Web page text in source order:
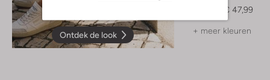
Ontdek de look
€ 47,99
+ meer kleuren